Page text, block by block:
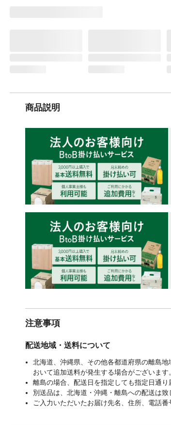
商品説明
注意事項
配送地域・送料について
北海道、沖縄県、その他各都道府県の離島
おいて追加送料が発生する場合がございます。
離島の場合、配送日を指定しても指定日通り
別送品は、北海道・沖縄・離島への配送は致
ご入力いただいたお届け先名、住所、電話